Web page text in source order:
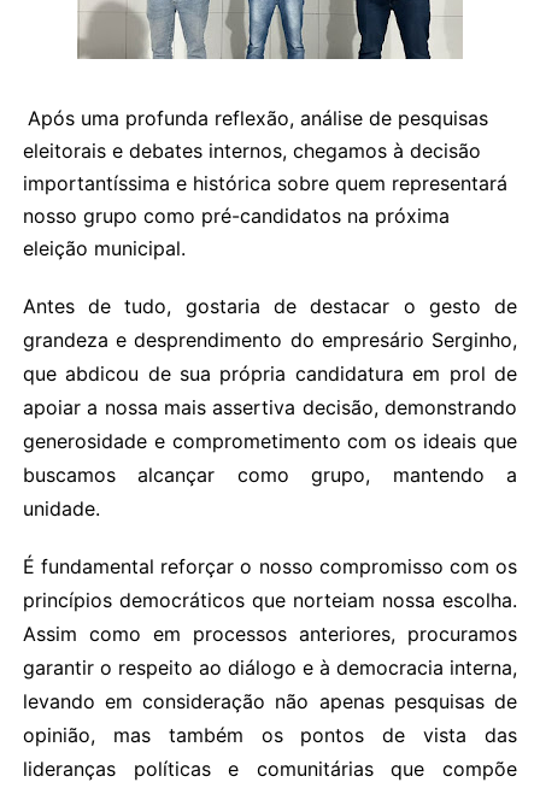
Após uma profunda reflexão, análise de pesquisas
eleitorais e debates internos, chegamos à decisão
importantíssima e histórica sobre quem representará
nosso grupo como pré-candidatos na próxima
eleição municipal.
Antes de tudo, gostaria de destacar o gesto de
grandeza e desprendimento do empresário Serginho,
que abdicou de sua própria candidatura em prol de
apoiar a nossa mais assertiva decisão, demonstrando
generosidade e comprometimento com os ideais que
buscamos alcançar como grupo, mantendo a
unidade.
É fundamental reforçar o nosso compromisso com os
princípios democráticos que norteiam nossa escolha.
Assim como em processos anteriores, procuramos
garantir o respeito ao diálogo e à democracia interna,
levando em consideração não apenas pesquisas de
opinião, mas também os pontos de vista das
lideranças políticas e comunitárias que compõe